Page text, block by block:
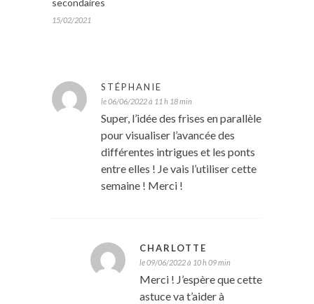
secondaires
15/02/2021
STÉPHANIE
le 06/06/2022 à 11 h 18 min
Super, l’idée des frises en parallèle
pour visualiser l’avancée des
différentes intrigues et les ponts
entre elles ! Je vais l’utiliser cette
semaine ! Merci !
CHARLOTTE
le 09/06/2022 à 10 h 09 min
Merci ! J’espère que cette
astuce va t’aider à